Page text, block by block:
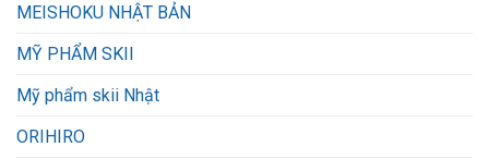
MEISHOKU NHẬT BẢN
MỸ PHẨM SKII
Mỹ phẩm skii Nhật
ORIHIRO